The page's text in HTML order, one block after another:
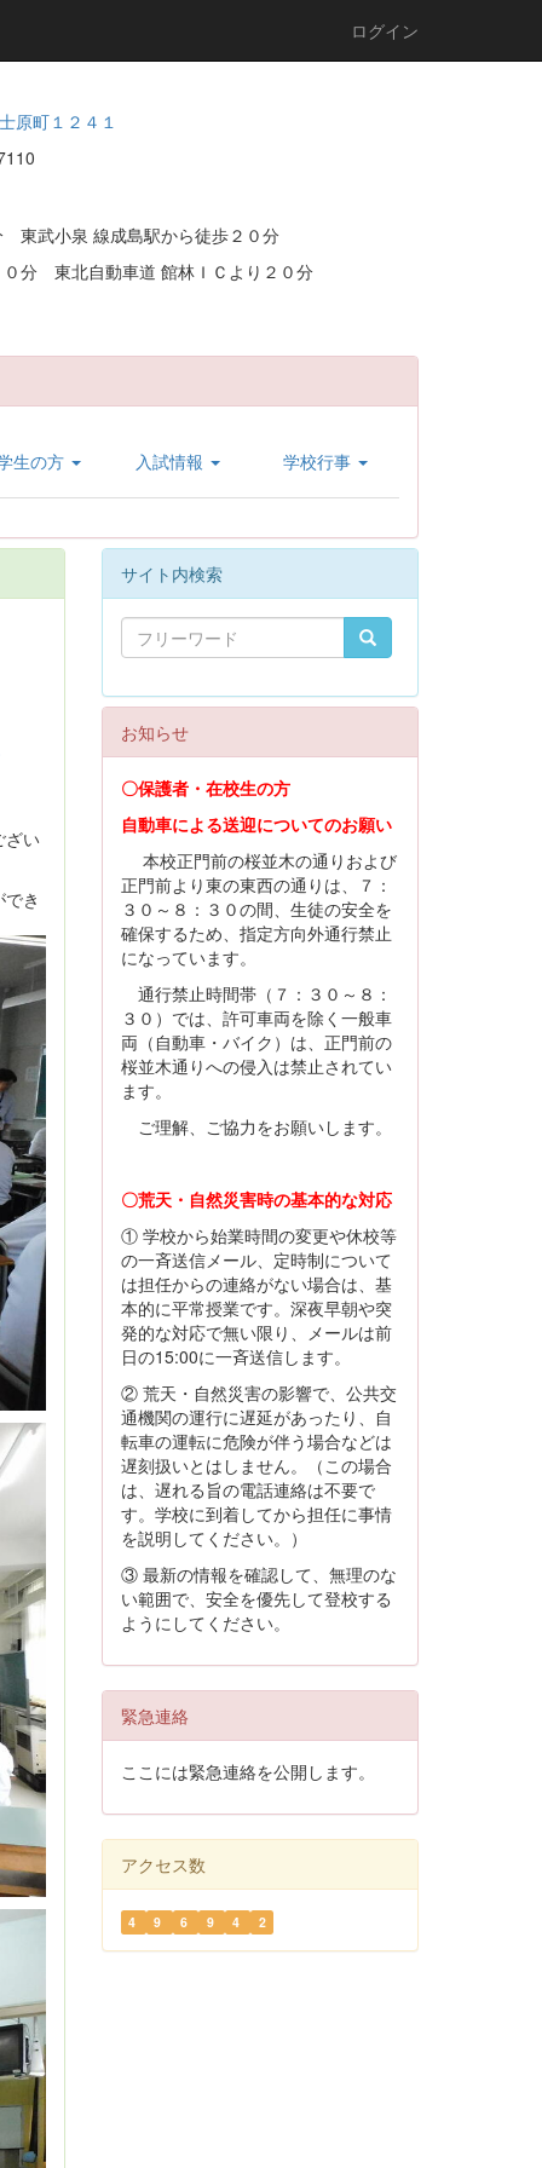
ログイン
原町１２４１
武小泉 線成島駅から徒歩２０分
分 東北自動車道 館林ＩＣより２０分
生の方 入試情報 学校行事
ざい
き
サイト内検索
お知らせ
〇保護者・在校生の方
自動車による送迎についてのお願い
本校正門前の桜並木の通りおよび
正門前より東の東西の通りは、７：
３０～８：３０の間、生徒の安全を
確保するため、指定方向外通行禁止
になっています。
通行禁止時間帯（７：３０～８：
３０）では、許可車両を除く一般車
両（自動車・バイク）は、正門前の
桜並木通りへの侵入は禁止されてい
ます。
ご理解、ご協力をお願いします。
〇荒天・自然災害時の基本的な対応
① 学校から始業時間の変更や休校等
の一斉送信メール、定時制について
は担任からの連絡がない場合は、基
本的に平常授業です。深夜早朝や突
発的な対応で無い限り、メールは前
日の15:00に一斉送信します。
② 荒天・自然災害の影響で、公共交
通機関の運行に遅延があったり、自
転車の運転に危険が伴う場合などは
遅刻扱いとはしません。（この場合
は、遅れる旨の電話連絡は不要で
す。学校に到着してから担任に事情
を説明してください。）
③ 最新の情報を確認して、無理のな
い範囲で、安全を優先して登校する
ようにしてください。
緊急連絡
ここには緊急連絡を公開します。
アクセス数
4 9 6 9 4 2